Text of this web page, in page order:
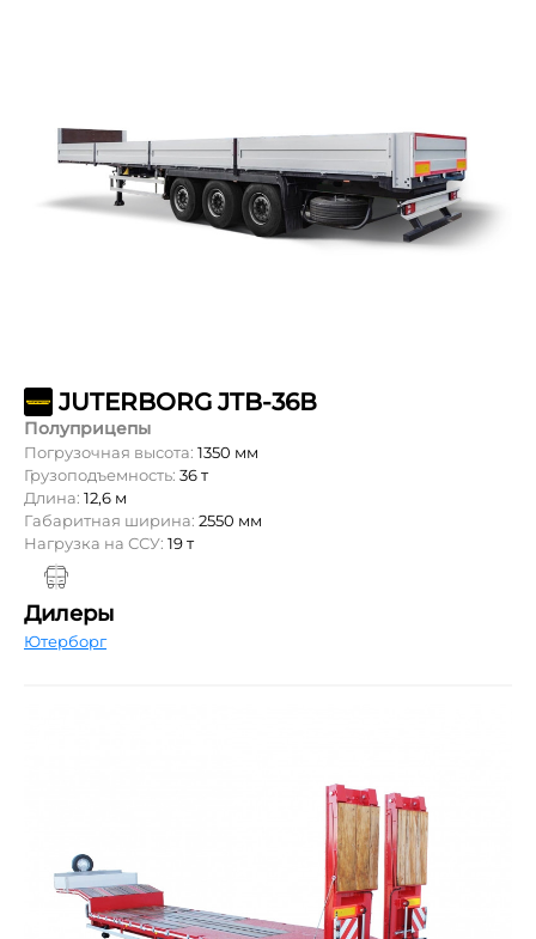
JUTERBORG JTB-36В
Полуприцепы
Погрузочная высота: 1350 мм
Грузоподъемность: 36 т
Длина: 12,6 м
Габаритная ширина: 2550 мм
Нагрузка на ССУ: 19 т
Дилеры
Ютерборг